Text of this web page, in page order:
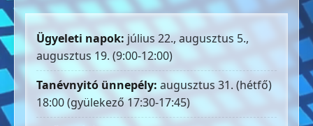
Ügyeleti napok: július 22., augusztus 5.,
augusztus 19. (9:00-12:00)
Tanévnyitó ünnepély: augusztus 31. (hétfő)
18:00 (gyülekező 17:30-17:45)